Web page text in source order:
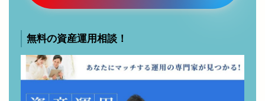
無料の資産運用相談！